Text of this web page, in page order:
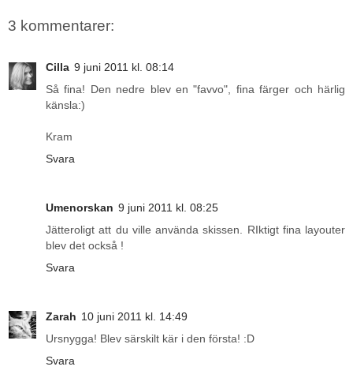
3 kommentarer:
Cilla 9 juni 2011 kl. 08:14
Så fina! Den nedre blev en "favvo", fina färger och härlig
känsla:)
Kram
Svara
Umenorskan 9 juni 2011 kl. 08:25
Jätteroligt att du ville använda skissen. RIktigt fina layouter
blev det också !
Svara
Zarah 10 juni 2011 kl. 14:49
Ursnygga! Blev särskilt kär i den första! :D
Svara